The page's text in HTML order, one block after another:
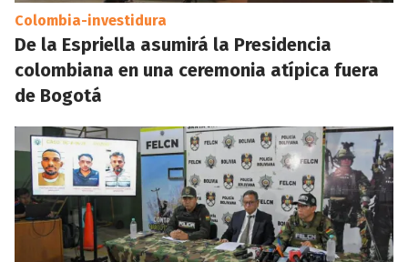
Colombia-investidura
De la Espriella asumirá la Presidencia
colombiana en una ceremonia atípica fuera
de Bogotá